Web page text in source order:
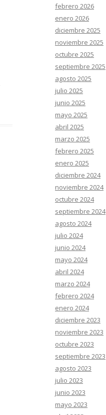
febrero 2026
enero 2026
diciembre 2025
noviembre 2025
octubre 2025
septiembre 2025
agosto 2025
julio 2025
junio 2025
mayo 2025
abril 2025
marzo 2025
febrero 2025
enero 2025
diciembre 2024
noviembre 2024
octubre 2024
septiembre 2024
agosto 2024
julio 2024
junio 2024
mayo 2024
abril 2024
marzo 2024
febrero 2024
enero 2024
diciembre 2023
noviembre 2023
octubre 2023
septiembre 2023
agosto 2023
julio 2023
junio 2023
mayo 2023